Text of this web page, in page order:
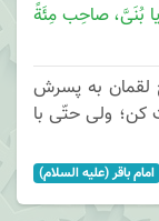
بُنَیَّ، صاحِب مِئَةً
لقمان به پسرش
کن؛ ولی حتّی با
امام باقر (علیه السلام)